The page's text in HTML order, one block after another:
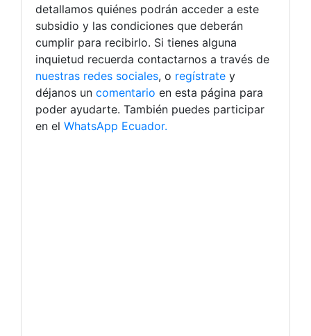
detallamos quiénes podrán acceder a este
subsidio y las condiciones que deberán
cumplir para recibirlo. Si tienes alguna
inquietud recuerda contactarnos a través de
nuestras redes sociales, o regístrate y
déjanos un comentario en esta página para
poder ayudarte. También puedes participar
en el WhatsApp Ecuador.